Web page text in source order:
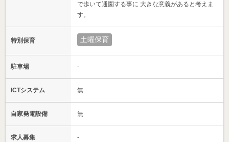
で歩いて通園する事に 大きな意義があると考えま
す。
特別保育 土曜保育
駐車場 -
ICTシステム 無
自家発電設備 無
求人募集 -